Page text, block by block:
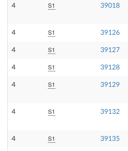
4 S1 39018
4 S1 39126
4 S1 39127
4 S1 39128
4 S1 39129
4 S1 39132
4 S1 39135